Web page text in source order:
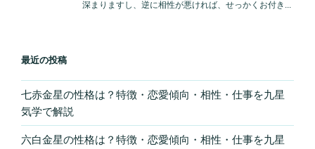
最近の投稿
七赤金星の性格は？特徴・恋愛傾向・相性・仕事を九星
気学で解説
六白金星の性格は？特徴・恋愛傾向・相性・仕事を九星